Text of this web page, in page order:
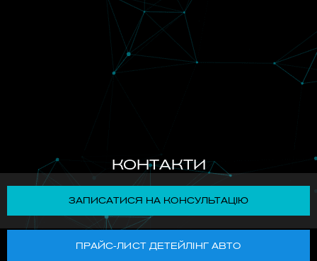
КОНТАКТИ
ЗАПИСАТИСЯ НА КОНСУЛЬТАЦІЮ
ПРАЙС-ЛИСТ ДЕТЕЙЛІНГ АВТО